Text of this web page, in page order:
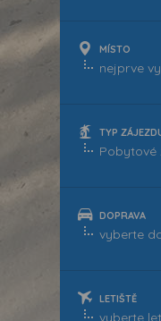
MÍSTO
TYP
DOPRAVA
LETIŠTĚ